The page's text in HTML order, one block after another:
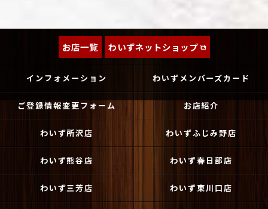
お店一覧 わいずネットショップ
インフォメーション わいずメンバーズカード
ご登録情報変更フォーム お店紹介
わいず所沢店 わいずふじみ野店
わいず熊谷店 わいず春日部店
わいず三芳店 わいず東川口店